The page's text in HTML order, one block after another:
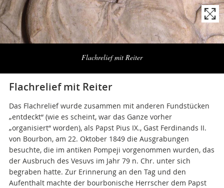
Flachrelief mit Reiter
Naviga
Flachrelief mit Reiter
Das Flachrelief wurde zusammen mit anderen Fundstücken
„entdeckt“ (wie es scheint, war das Ganze vorher
„organisiert“ worden), als Papst Pius IX., Gast Ferdinands II.
von Bourbon, am 22. Oktober 1849 die Ausgrabungen
besuchte, die im antiken Pompeji vorgenommen wurden, das
der Ausbruch des Vesuvs im Jahr 79 n. Chr. unter sich
begraben hatte. Zur Erinnerung an den Tag und den
Aufenthalt machte der bourbonische Herrscher dem Papst